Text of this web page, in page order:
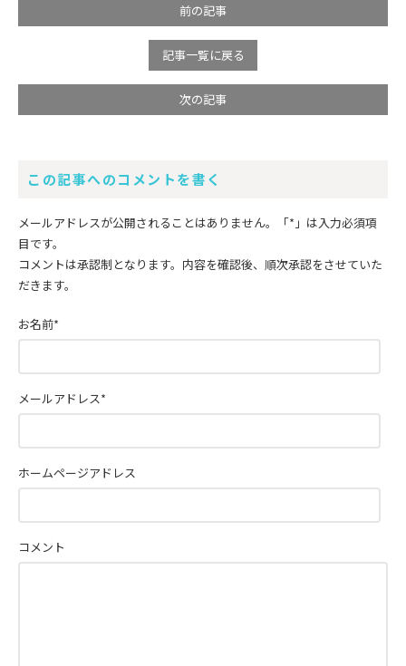
前の記事
記事一覧に戻る
次の記事
この記事へのコメントを書く
メールアドレスが公開されることはありません。 「*」 は入力必須項
目です。
コメントは承認制となります。内容を確認後、順次承認をさせていた
だきます。
コメント
お名前*
メールアドレス*
ホームページアドレス